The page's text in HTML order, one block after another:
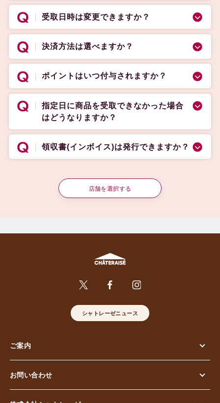
受取日時は変更できますか？
決済方法は選べますか？
ポイントはいつ付与されますか？
指定日に商品を受取できなかった場合
はどうなりますか？
領収書(インボイス)は発行できますか？
店舗を選択する
シャトレーゼニュース
ご案内
お問い合わせ